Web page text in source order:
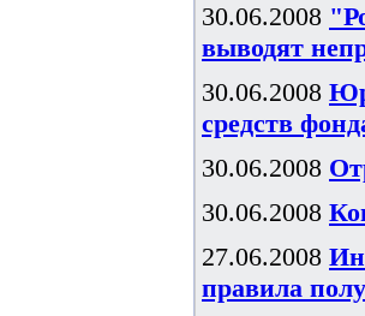
30.06.2008
выводят
30.06.2008
средств
30.06.2008
30.06.2008
27.06.2008
правила